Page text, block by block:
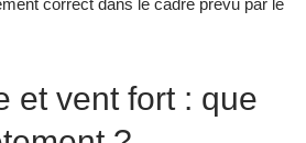
correct dans le cadre prévu par le
et vent fort : que